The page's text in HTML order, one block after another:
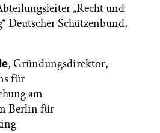
„Recht und
Deutscher Schützenbund,
, Gründungsdirektor,
für
am
Berlin für